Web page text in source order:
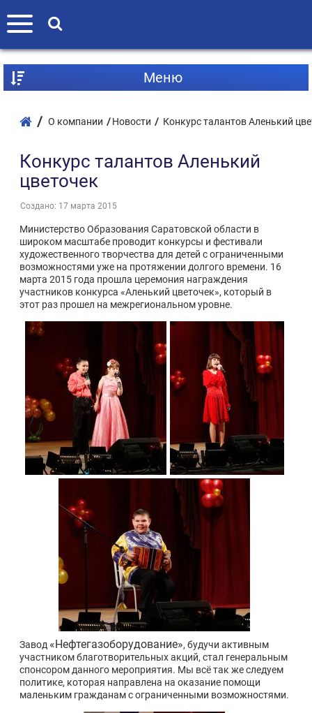
Mеню
О компании Новости Конкурс талантов Аленький
Конкурс талантов Аленький
цветочек
Создано: 17 марта 2015
Министерство Образования Саратовской области в
широком масштабе проводит конкурсы и фестивали
художественного творчества для детей с ограниченными
возможностями уже на протяжении долгого времени. 16
марта 2015 года прошла церемония награждения
участников конкурса «Аленький цветочек», который в
этот раз прошел на межрегиональном уровне.
Завод «Нефтегазоборудование», будучи активным
участником благотворительных акций, стал генеральным
спонсором данного мероприятия. Мы всё так же следуем
политике, которая направлена на оказание помощи
маленьким гражданам с ограниченными возможностями.